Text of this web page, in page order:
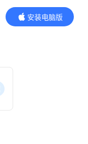
安装电脑版
内容更精彩